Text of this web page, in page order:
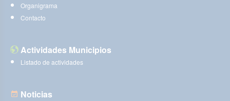
Organigrama
Contacto
Actividades Municipios
Listado de actividades
Noticias